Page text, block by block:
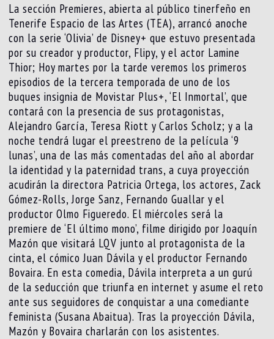
La sección Premieres, abierta al público tinerfeño en
Tenerife Espacio de las Artes (TEA), arrancó anoche
con la serie ‘Olivia’ de Disney+ que estuvo presentada
por su creador y productor, Flipy, y el actor Lamine
Thior; Hoy martes por la tarde veremos los primeros
episodios de la tercera temporada de uno de los
buques insignia de Movistar Plus+, ‘El Inmortal’, que
contará con la presencia de sus protagonistas,
Alejandro García, Teresa Riott y Carlos Scholz; y a la
noche tendrá lugar el preestreno de la película ‘9
lunas’, una de las más comentadas del año al abordar
la identidad y la paternidad trans, a cuya proyección
acudirán la directora Patricia Ortega, los actores, Zack
Gómez-Rolls, Jorge Sanz, Fernando Guallar y el
productor Olmo Figueredo. El miércoles será la
premiere de ‘El último mono’, filme dirigido por Joaquín
Mazón que visitará LQV junto al protagonista de la
cinta, el cómico Juan Dávila y el productor Fernando
Bovaira. En esta comedia, Dávila interpreta a un gurú
de la seducción que triunfa en internet y asume el reto
ante sus seguidores de conquistar a una comediante
feminista (Susana Abaitua). Tras la proyección Dávila,
Mazón y Bovaira charlarán con los asistentes.